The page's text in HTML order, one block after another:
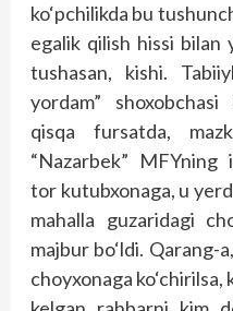
ko‘pchilikda bu
egalik qilish hissi bilan
tushasan, kishi.
yordam”
qisqa fursatda,
“Nazarbek” MFYning
tor kutubxonaga, u
mahalla guzaridagi
majbur bo‘ldi. Qarang-
choyxonaga